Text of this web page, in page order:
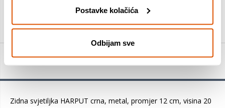
Postavke kolačića
Odbijam sve
Usporedite proizvod
Detalji proizvoda
Zidna svjetiljka HARPUT crna, metal, promjer 12 cm, visina 20